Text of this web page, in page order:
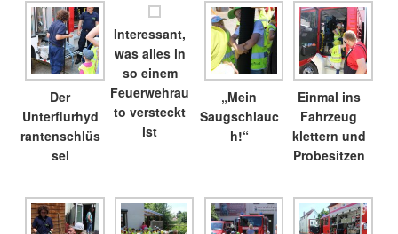
Der
Unterflurhyd
rantenschlüs
sel
Interessant,
was alles in
so einem
Feuerwehrau
to versteckt
ist
„Mein
Saugschlauc
h!“
Einmal ins
Fahrzeug
klettern und
Probesitzen